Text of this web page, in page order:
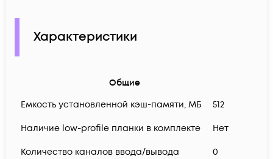
Характеристики
Общие
Емкость установленной кэш-памяти, МБ
512
Наличие low-profile планки в комплекте Нет
Количество каналов ввода/вывода 0